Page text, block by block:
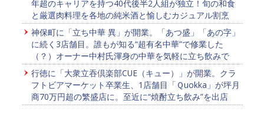
年超のキャリアを持つ40代後半2人組が独立！旬の和食
と厳選肉料理を各地の純米酒と愉しむカジュアル割烹
神保町に「立ち中華 異」が開業。「あつ盛」「あの字」
に続く3店舗目。誰もが知る“超有名中華”で修業した
（？）オーナー中村氏渾身の中華を気軽に立ち飲みで
行徳に「大衆立吞倶楽部CUE（キュー）」が開業。クラ
フトビアマーケット卒業生、1店舗目「Ｑuokka」が坪月
商70万円超の繁盛店に。至近に“焼酎立ち飲み”を出店